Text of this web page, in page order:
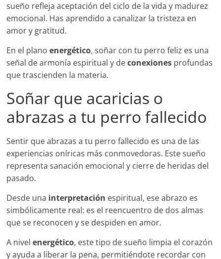
sueño refleja aceptación del ciclo de la vida y madurez
emocional. Has aprendido a canalizar la tristeza en
amor y gratitud.
En el planoenergético, soñar con tu perro feliz es una
señal de armonía espiritual y deconexiones profundas
que trascienden la materia.
Soñar que acaricias o
abrazas a tu perro fallecido
Sentir que abrazas a tu perro fallecido es una de las
experiencias oníricas más conmovedoras. Este sueño
representa sanación emocional y cierre de heridas del
pasado.
Desde una interpretación espiritual, ese abrazo es
simbólicamente real: es el reencuentro de dos almas
que se reconocen y se despiden en amor.
A nivelenergético, este tipo de sueño limpia el corazón
y ayuda a liberar la pena, permitiéndote recordar con